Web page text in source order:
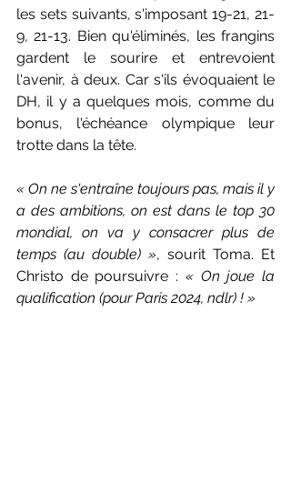
les sets suivants, s'imposant 19-21, 21-
9, 21-13. Bien qu'éliminés, les frangins
gardent le sourire et entrevoient
l'avenir, à deux. Car s'ils évoquaient le
DH, il y a quelques mois, comme du
bonus, l'échéance olympique leur
trotte dans la tête.
« On ne s'entraîne toujours pas, mais il y
a des ambitions, on est dans le top 30
mondial, on va y consacrer plus de
temps (au double) », sourit Toma. Et
Christo de poursuivre : « On joue la
qualification (pour Paris 2024, ndlr) ! »